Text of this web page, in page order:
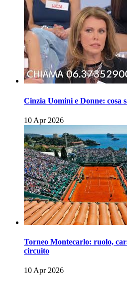
Cinzia Uomini e Donne: cosa
10 Apr 2026
Torneo Montecarlo: ruolo,
circuito
10 Apr 2026